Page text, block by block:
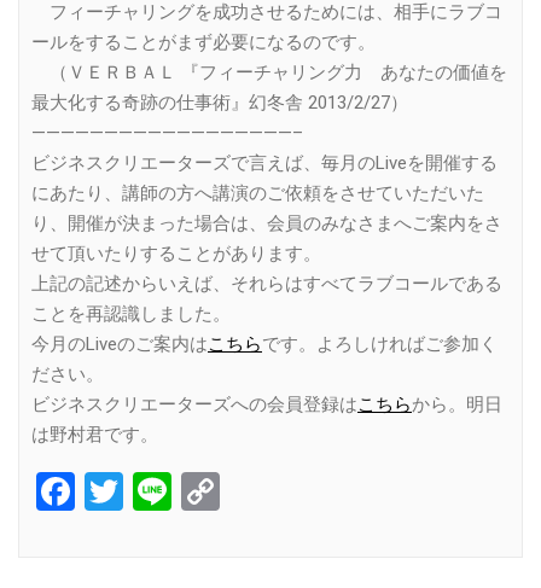
フィーチャリングを成功させるためには、相手にラブコ
ールをすることがまず必要になるのです。
（ＶＥＲＢＡＬ 『フィーチャリング力 あなたの価値を
最大化する奇跡の仕事術』幻冬舎 2013/2/27）
——————————————————–
ビジネスクリエーターズで言えば、毎月のLiveを開催する
にあたり、講師の方へ講演のご依頼をさせていただいた
り、開催が決まった場合は、会員のみなさまへご案内をさ
せて頂いたりすることがあります。
上記の記述からいえば、それらはすべてラブコールである
ことを再認識しました。
今月のLiveのご案内はこちらです。よろしければご参加く
ださい。
ビジネスクリエーターズへの会員登録はこちらから。明日
は野村君です。
Facebook
Twitter
Line